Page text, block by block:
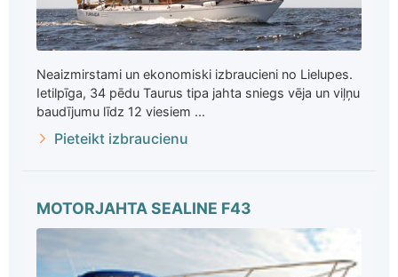
Neaizmirstami un ekonomiski izbraucieni no Lielupes.
Ietilpīga, 34 pēdu Taurus tipa jahta sniegs vēja un viļņu
baudījumu līdz 12 viesiem ...
Pieteikt izbraucienu
MOTORJAHTA SEALINE F43